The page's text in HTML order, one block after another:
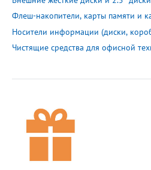
Флеш-накопители, карты памяти и
Носители информации (диски,
Чистящие средства для офисной